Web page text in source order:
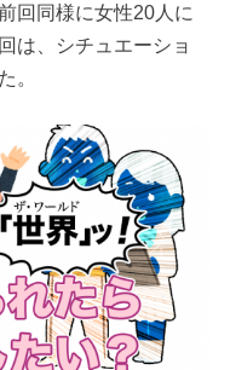
回同様に女性20人に
は、シチュエーショ
。